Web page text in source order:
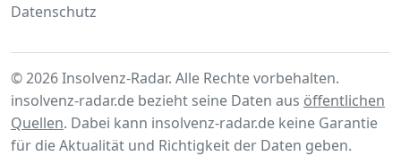
Datenschutz
© 2026 Insolvenz-Radar. Alle Rechte vorbehalten.
insolvenz-radar.de bezieht seine Daten aus öffentlichen
Quellen. Dabei kann insolvenz-radar.de keine Garantie
für die Aktualität und Richtigkeit der Daten geben.